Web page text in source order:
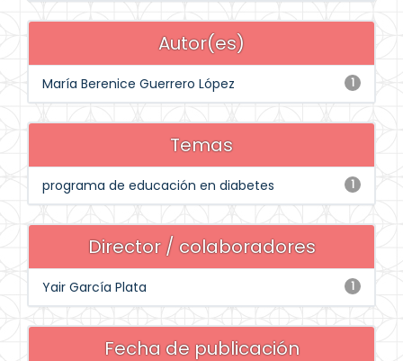
Autor(es)
1
María Berenice Guerrero López
Temas
1
programa de educación en diabetes
Director / colaboradores
1
Yair García Plata
Fecha de publicación